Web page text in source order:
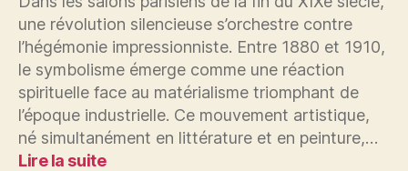
à
connaître
une révolution silencieuse s’orchestre contre
l’hégémonie impressionniste. Entre 1880 et 1910,
le symbolisme émerge comme une réaction
spirituelle face au matérialisme triomphant de
l’époque industrielle. Ce mouvement artistique,
né simultanément en littérature et en peinture,…
Lire la suite: